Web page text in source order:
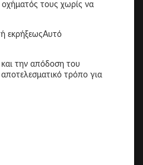
οχήματός τους χωρίς να
εκρήξεωςΑυτό
την απόδοση του
τρόπο για